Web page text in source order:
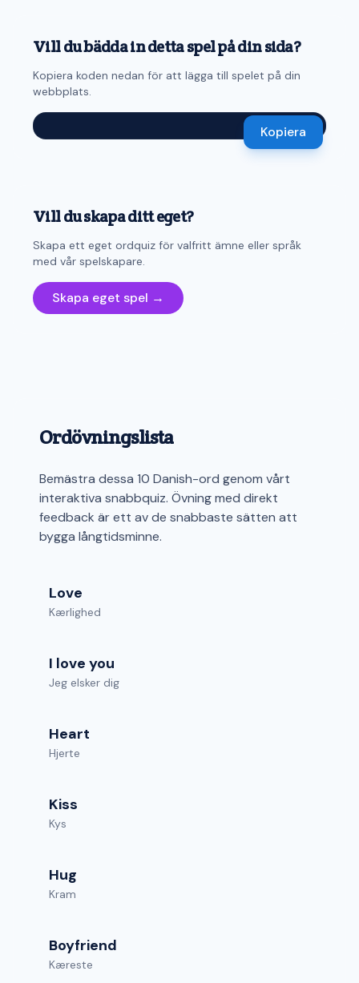
Vill du bädda in detta spel på din sida?
Kopiera koden nedan för att lägga till spelet på din
webbplats.
Kopiera
Vill du skapa ditt eget?
Skapa ett eget ordquiz för valfritt ämne eller språk
med vår spelskapare.
Skapa eget spel →
Ordövningslista
Bemästra dessa 10 Danish-ord genom vårt
interaktiva snabbquiz. Övning med direkt
feedback är ett av de snabbaste sätten att
bygga långtidsminne.
Love
Kærlighed
I love you
Jeg elsker dig
Heart
Hjerte
Kiss
Kys
Hug
Kram
Boyfriend
Kæreste